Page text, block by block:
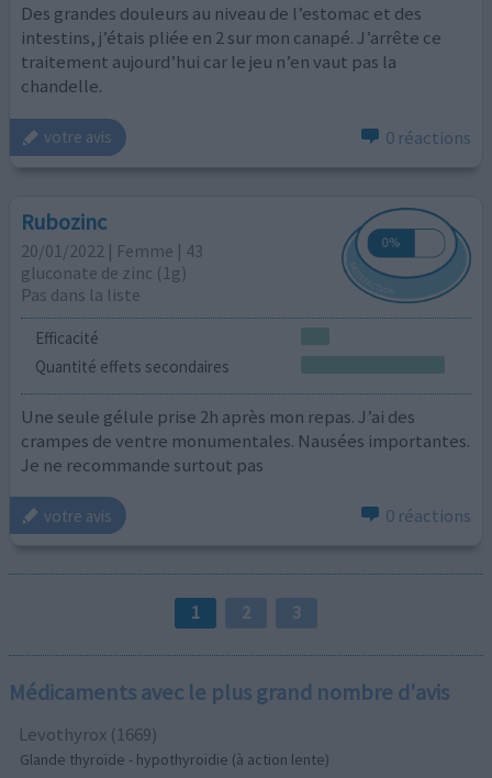
Des grandes douleurs au niveau de l’estomac et des
intestins, j’étais pliée en 2 sur mon canapé. J’arrête ce
traitement aujourd’hui car le jeu n’en vaut pas la
chandelle.
votre avis 0 réactions
Rubozinc
20/01/2022 | Femme | 43
gluconate de zinc (1g)
Pas dans la liste
Efficacité
Quantité effets secondaires
Une seule gélule prise 2h après mon repas. J’ai des
crampes de ventre monumentales. Nausées importantes.
Je ne recommande surtout pas
votre avis 0 réactions
1 2 3
Médicaments avec le plus grand nombre d'avis
Levothyrox (1669)
Glande thyroïde - hypothyroïdie (à action lente)